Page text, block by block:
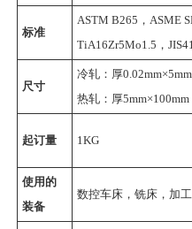
标准
ASTM B265，ASME
TiA16Zr5Mo1.5，
尺寸
冷轧：厚
热轧：厚
起订量 1KG
使用的
装备
数控车床，铣床，加